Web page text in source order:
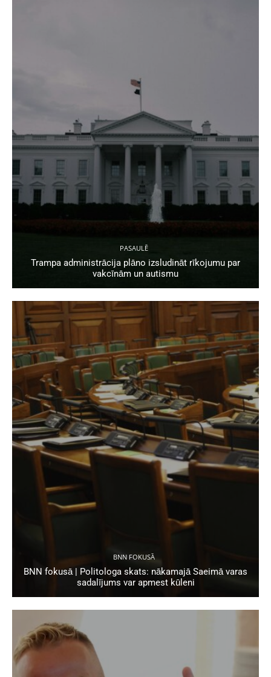
PASAULĒ
Trampa administrācija plāno izsludināt rīkojumu par
vakcīnām un autismu
BNN FOKUSĀ
BNN fokusā | Politologa skats: nākamajā Saeimā varas
sadalījums var apmest kūleni